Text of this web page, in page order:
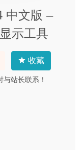
中文版 –
示工具
收藏
站长联系！
2026-08-04
的SSH配置编辑工
2020-05-24
开夜间模式的浏览